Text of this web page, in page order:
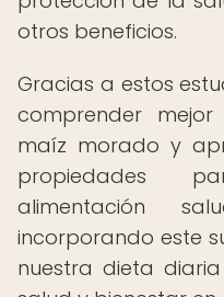
otros beneficios.
Gracias a estos
comprender
maíz morado y
propiedades
alimentación
incorporando este
nuestra dieta